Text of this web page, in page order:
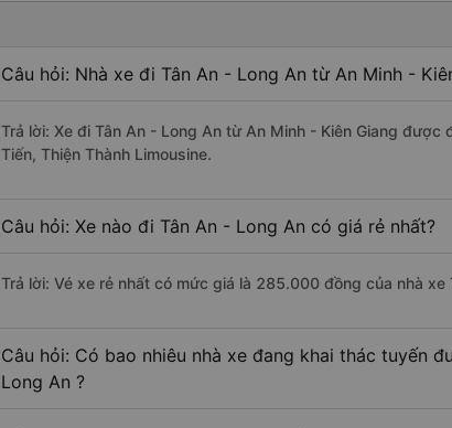
Câu hỏi: Nhà xe đi Tân An - Long An từ An Minh -
Trả lời: Xe đi Tân An - Long An từ An Minh - Kiên Giang
Tiến, Thiện Thành Limousine.
Câu hỏi: Xe nào đi Tân An - Long An có giá rẻ nhất?
Trả lời: Vé xe rẻ nhất có mức giá là 285.000 đồng của nhà xe
Câu hỏi: Có bao nhiêu nhà xe đang khai thác tuyến
Long An ?